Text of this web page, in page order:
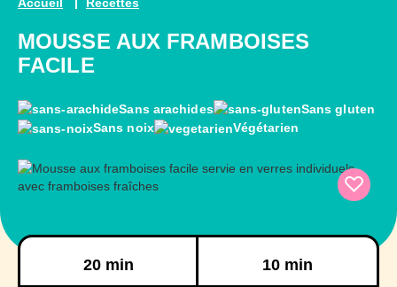
MOUSSE AUX FRAMBOISES
FACILE
Sans arachides
Sans gluten
Sans noix
Végétarien
20 min 10 min